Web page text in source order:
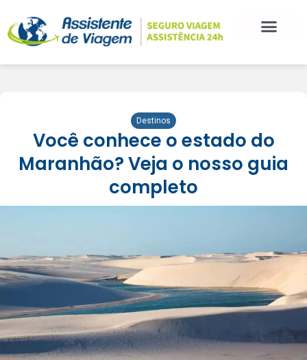
Destinos
Você conhece o estado do
Maranhão? Veja o nosso guia
completo